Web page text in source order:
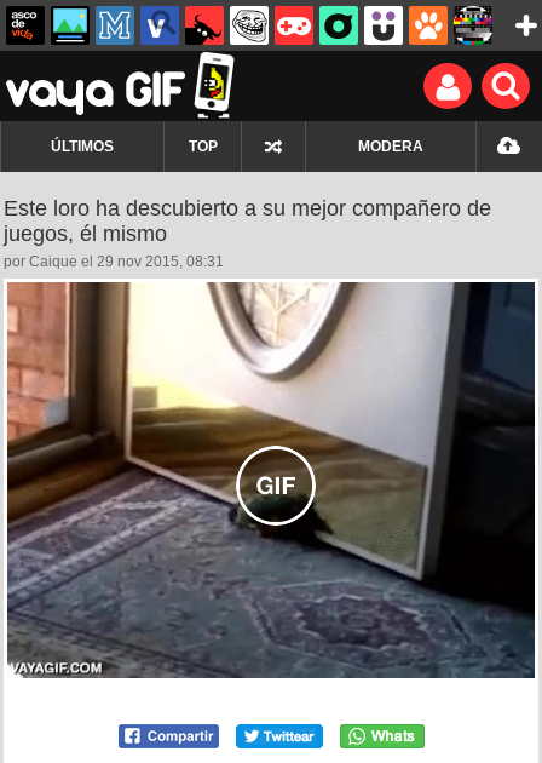
ÚLTIMOS TOP MODERA
Este loro ha descubierto a su mejor compañero de
juegos, él mismo
por Caique el 29 nov 2015, 08:31